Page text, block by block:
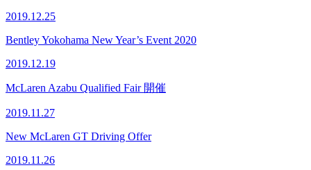
2019.12.25
Bentley Yokohama New Year’s Event 2020
2019.12.19
McLaren Azabu Qualified Fair 開催
2019.11.27
New McLaren GT Driving Offer
2019.11.26